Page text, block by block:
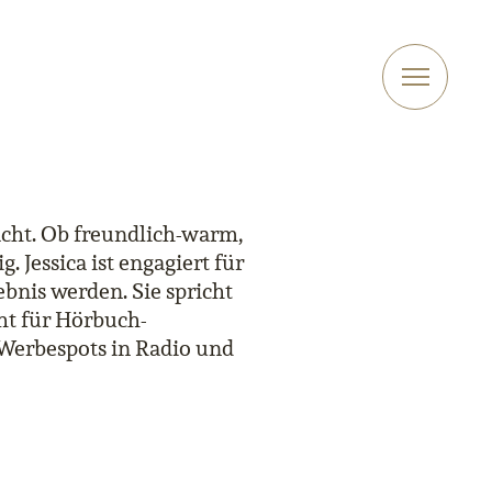
Ob freundlich-warm,
Jessica ist engagiert für
werden. Sie spricht
für Hörbuch-
in Radio und